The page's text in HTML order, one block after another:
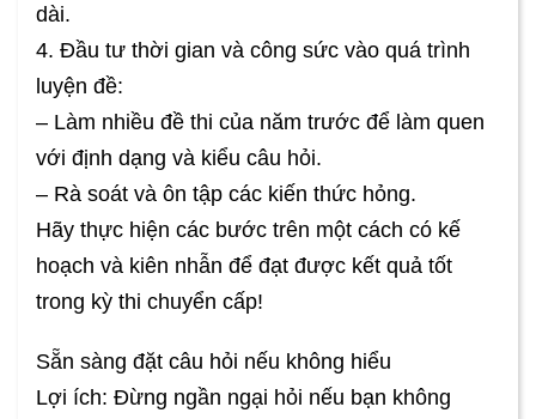
dài.
4. Đầu tư thời gian và công sức vào quá trình
luyện đề:
– Làm nhiều đề thi của năm trước để làm quen
với định dạng và kiểu câu hỏi.
– Rà soát và ôn tập các kiến thức hỏng.
Hãy thực hiện các bước trên một cách có kế
hoạch và kiên nhẫn để đạt được kết quả tốt
trong kỳ thi chuyển cấp!
Sẵn sàng đặt câu hỏi nếu không hiểu
Lợi ích: Đừng ngần ngại hỏi nếu bạn không